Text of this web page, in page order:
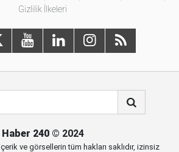
Gizlilik İlkeleri
Haber 240© 2024
ve görsellerin tüm hakları saklıdır, izinsiz